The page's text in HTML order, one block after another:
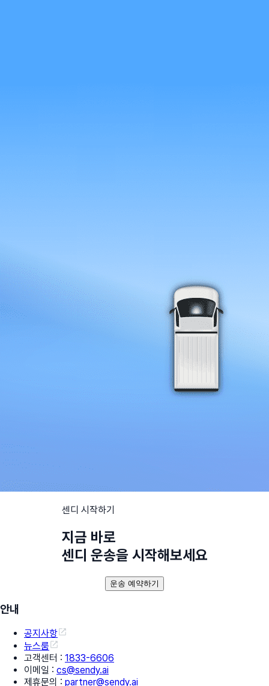
센디 시작하기
지금 바로
센디 운송을 시작해보세요
운송 예약하기
안내
공지사항
뉴스룸
고객센터 : 1833-6606
이메일 : cs@sendy.ai
제휴문의 : partner@sendy.ai